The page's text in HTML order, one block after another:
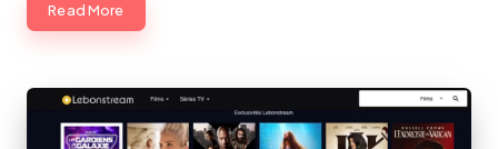
Read More